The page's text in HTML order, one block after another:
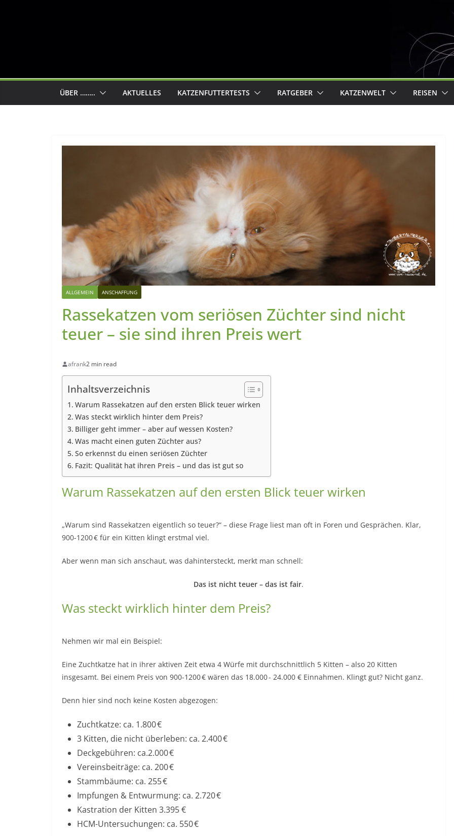
ÜBER …….. AKTUELLES KATZENFUTTERTESTS RATGEBER KATZENWELT REISEN
ALLGEMEIN ANSCHAFFUNG
Rassekatzen vom seriösen Züchter sind nicht
teuer – sie sind ihren Preis wert
afrank2 min read
Inhaltsverzeichnis
Warum Rassekatzen auf den ersten Blick teuer wirken
Was steckt wirklich hinter dem Preis?
Billiger geht immer – aber auf wessen Kosten?
Was macht einen guten Züchter aus?
So erkennst du einen seriösen Züchter
Fazit: Qualität hat ihren Preis – und das ist gut so
Warum Rassekatzen auf den ersten Blick teuer wirken
„Warum sind Rassekatzen eigentlich so teuer?“ – diese Frage liest man oft in Foren und Gesprächen. Klar,
900-1200 € für ein Kitten klingt erstmal viel.
Aber wenn man sich anschaut, was dahintersteckt, merkt man schnell:
Das ist nicht teuer – das ist fair.
Was steckt wirklich hinter dem Preis?
Nehmen wir mal ein Beispiel:
Eine Zuchtkatze hat in ihrer aktiven Zeit etwa 4 Würfe mit durchschnittlich 5 Kitten – also 20 Kitten
insgesamt. Bei einem Preis von 900-1200 € wären das 18.000 - 24.000 € Einnahmen. Klingt gut? Nicht ganz.
Denn hier sind noch keine Kosten abgezogen:
Zuchtkatze: ca. 1.800 €
3 Kitten, die nicht überleben: ca. 2.400 €
Deckgebühren: ca.2.000 €
Vereinsbeiträge: ca. 200 €
Stammbäume: ca. 255 €
Impfungen & Entwurmung: ca. 2.720 €
Kastration der Kitten 3.395 €
HCM-Untersuchungen: ca. 550 €